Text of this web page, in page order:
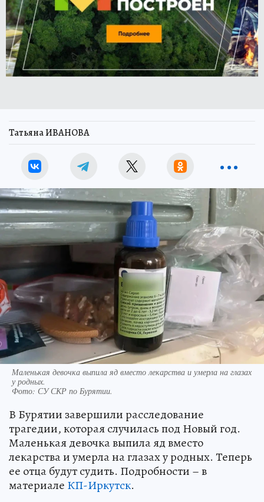
Татьяна ИВАНОВА
Маленькая девочка выпила яд вместо лекарства и умерла на глазах
у родных.
Фото: СУ СКР по Бурятии.
В Бурятии завершили расследование
трагедии, которая случилась под Новый год.
Маленькая девочка выпила яд вместо
лекарства и умерла на глазах у родных. Теперь
ее отца будут судить. Подробности – в
материале КП-Иркутск.